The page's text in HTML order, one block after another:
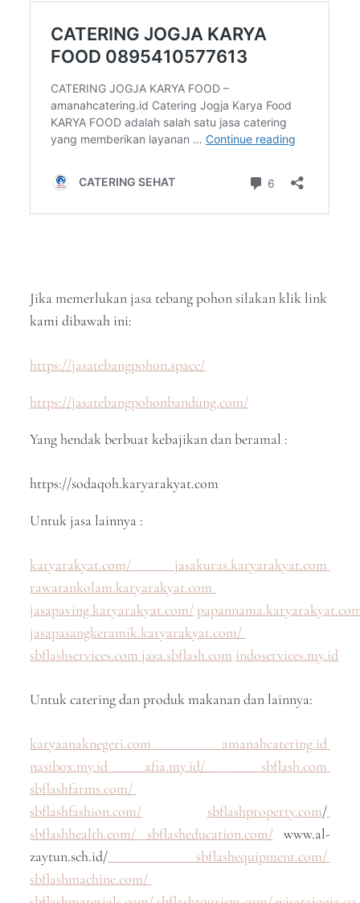
Jika memerlukan jasa tebang pohon silakan klik link
kami dibawah ini:
https://jasatebangpohon.space/
https://jasatebangpohonbandung.com/
Yang hendak berbuat kebajikan dan beramal :
https://sodaqoh.karyarakyat.com
Untuk jasa lainnya :
karyarakyat.com/ jasakuras.karyarakyat.com
rawatankolam.karyarakyat.com
jasapaving.karyarakyat.com/
jasapasangkeramik.karyarakyat.com/
sbflashservices.com jasa.sbflash.com indoservices.my.id
Untuk catering dan produk makanan dan lainnya:
karyaanaknegeri.com amanahcatering.id
nasibox.my.id afia.my.id/
sbflash.com
sbflashfarms.com/
sbflashfashion.com/
sbflashproperty.com/
sbflashhealth.com/ sbflasheducation.com/www.al-
zaytun.sch.id/ sbflashequipment.com/
sbflashmachine.com/